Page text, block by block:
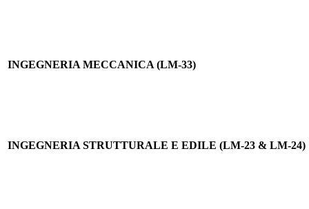
INGEGNERIA MECCANICA (LM-33)
INGEGNERIA STRUTTURALE E EDILE (LM-23 & LM-24)